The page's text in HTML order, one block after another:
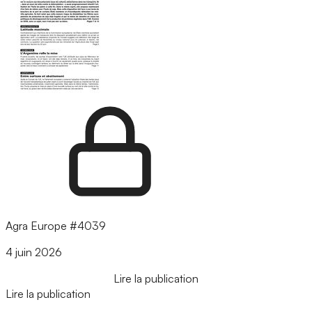
Agra Europe #4039
4 juin 2026
Lire la publication
Lire la publication